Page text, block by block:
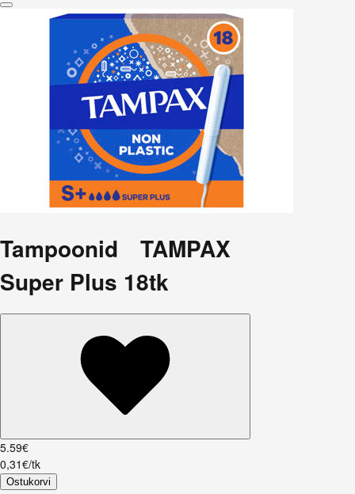
Tampoonid TAMPAX
Super Plus 18tk
5.59€
0,31€/tk
Ostukorvi